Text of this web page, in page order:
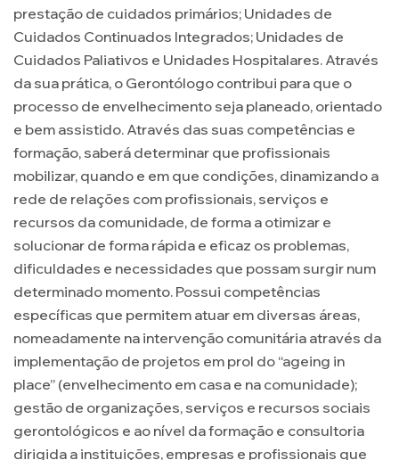
prestação de cuidados primários; Unidades de
Cuidados Continuados Integrados; Unidades de
Cuidados Paliativos e Unidades Hospitalares. Através
da sua prática, o Gerontólogo contribui para que o
processo de envelhecimento seja planeado, orientado
e bem assistido. Através das suas competências e
formação, saberá determinar que profissionais
mobilizar, quando e em que condições, dinamizando a
rede de relações com profissionais, serviços e
recursos da comunidade, de forma a otimizar e
solucionar de forma rápida e eficaz os problemas,
dificuldades e necessidades que possam surgir num
determinado momento. Possui competências
específicas que permitem atuar em diversas áreas,
nomeadamente na intervenção comunitária através da
implementação de projetos em prol do “ageing in
place” (envelhecimento em casa e na comunidade);
gestão de organizações, serviços e recursos sociais
gerontológicos e ao nível da formação e consultoria
dirigida a instituições, empresas e profissionais que